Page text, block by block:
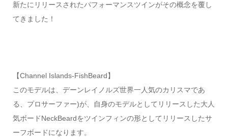
新たにリリースされたパフォーマンスツインがその概念を覆し
てきました！
【Channel Islands-FishBeard】
このモデルは、デーンレイノルズ世界一人気のカリスマであ
る、プロサーファー)が、自身のモデルとしてリリースした大人
気ボードNeckBeardをツインフィンの形としてリリースしたサ
ーフボードになります。